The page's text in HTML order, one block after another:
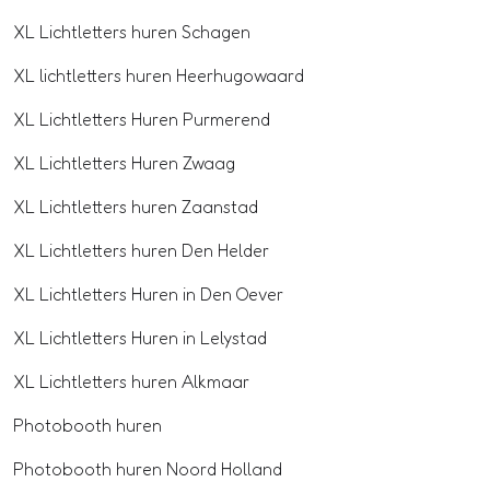
XL Lichtletters huren Schagen
XL lichtletters huren Heerhugowaard
XL Lichtletters Huren Purmerend
XL Lichtletters Huren Zwaag
XL Lichtletters huren Zaanstad
XL Lichtletters huren Den Helder
XL Lichtletters Huren in Den Oever
XL Lichtletters Huren in Lelystad
XL Lichtletters huren Alkmaar
Photobooth huren
Photobooth huren Noord Holland